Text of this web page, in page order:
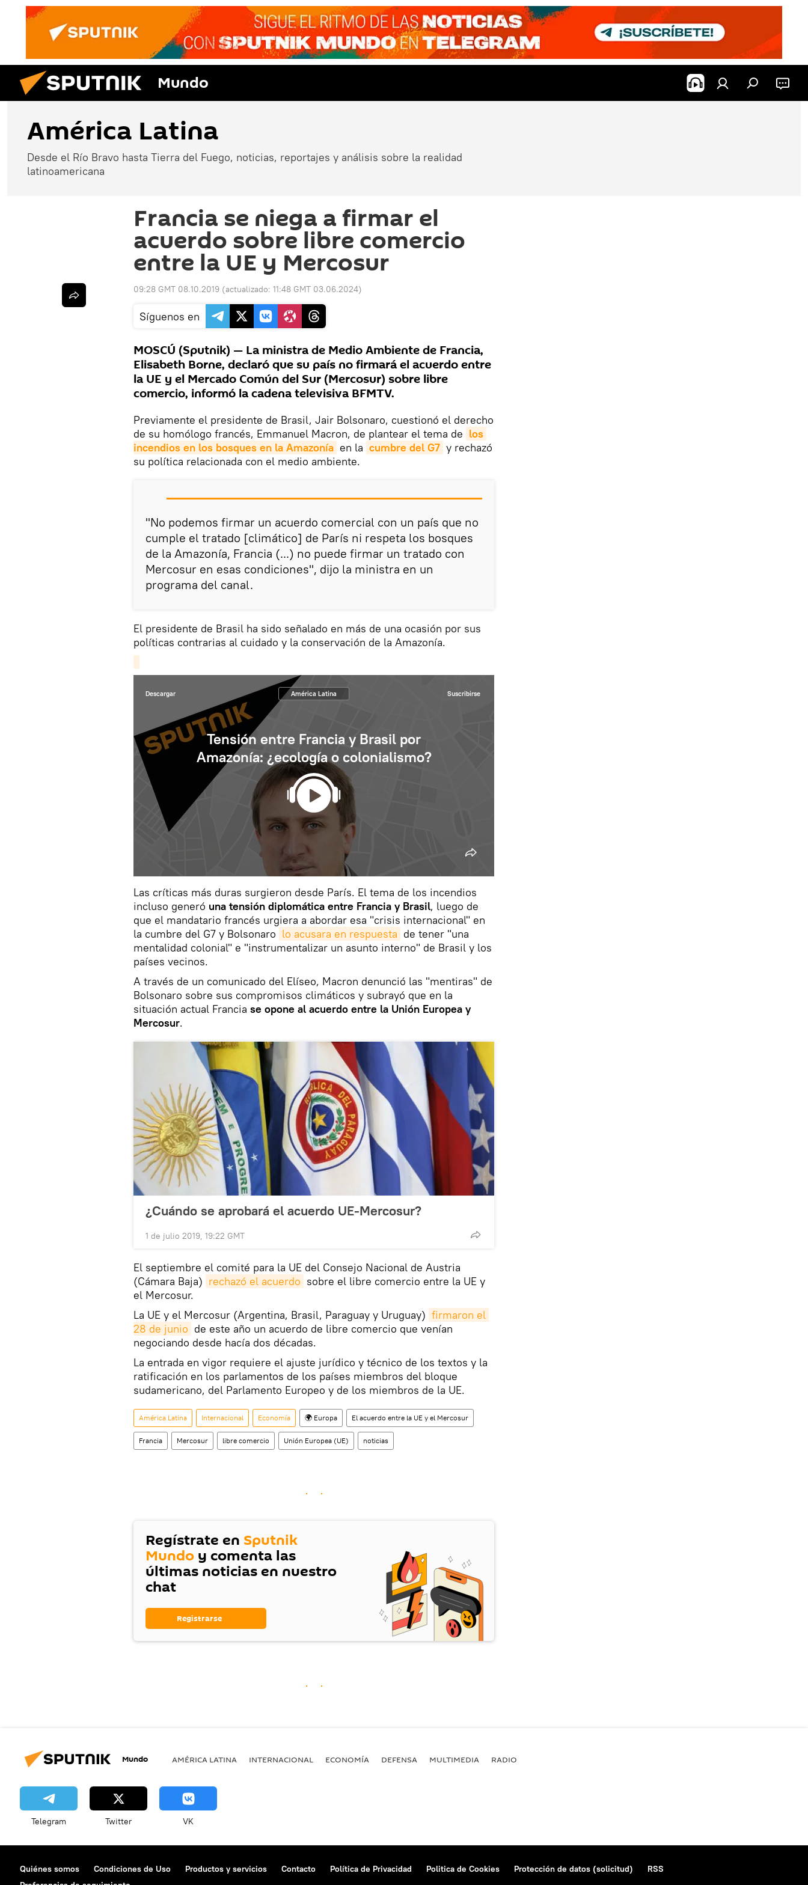
Mundo
América Latina
Desde el Río Bravo hasta Tierra del Fuego, noticias, reportajes y análisis sobre la realidad
latinoamericana
Francia se niega a firmar el
acuerdo sobre libre comercio
entre la UE y Mercosur
09:28 GMT 08.10.2019 (actualizado: 11:48 GMT 03.06.2024)
Síguenos en
MOSCÚ (Sputnik) — La ministra de Medio Ambiente de Francia,
Elisabeth Borne, declaró que su país no firmará el acuerdo entre
la UE y el Mercado Común del Sur (Mercosur) sobre libre
comercio, informó la cadena televisiva BFMTV.
Previamente el presidente de Brasil, Jair Bolsonaro, cuestionó el derecho
de su homólogo francés, Emmanuel Macron, de plantear el tema de los
incendios en los bosques en la Amazonía en la cumbre del G7 y rechazó
su política relacionada con el medio ambiente.
"No podemos firmar un acuerdo comercial con un país que no
cumple el tratado [climático] de París ni respeta los bosques
de la Amazonía, Francia (...) no puede firmar un tratado con
Mercosur en esas condiciones", dijo la ministra en un
programa del canal.
El presidente de Brasil ha sido señalado en más de una ocasión por sus
políticas contrarias al cuidado y la conservación de la Amazonía.
América Latina
Tensión entre Francia y Brasil por
Amazonía: ¿ecología o colonialismo?
Suscribirse
Descargar
Las críticas más duras surgieron desde París. El tema de los incendios
incluso generó una tensión diplomática entre Francia y Brasil, luego de
que el mandatario francés urgiera a abordar esa "crisis internacional" en
la cumbre del G7 y Bolsonaro lo acusara en respuesta de tener "una
mentalidad colonial" e "instrumentalizar un asunto interno" de Brasil y los
países vecinos.
A través de un comunicado del Elíseo, Macron denunció las "mentiras" de
Bolsonaro sobre sus compromisos climáticos y subrayó que en la
situación actual Francia se opone al acuerdo entre la Unión Europea y
Mercosur.
¿Cuándo se aprobará el acuerdo UE-Mercosur?
1 de julio 2019, 19:22 GMT
El septiembre el comité para la UE del Consejo Nacional de Austria
(Cámara Baja) rechazó el acuerdo sobre el libre comercio entre la UE y
el Mercosur.
La UE y el Mercosur (Argentina, Brasil, Paraguay y Uruguay) firmaron el
28 de junio de este año un acuerdo de libre comercio que venían
negociando desde hacía dos décadas.
La entrada en vigor requiere el ajuste jurídico y técnico de los textos y la
ratificación en los parlamentos de los países miembros del bloque
sudamericano, del Parlamento Europeo y de los miembros de la UE.
América Latina Internacional Economía 🌍 Europa El acuerdo entre la UE y el Mercosur
Francia Mercosur libre comercio Unión Europea (UE) noticias
Regístrate en Sputnik
Mundo y comenta las
últimas noticias en nuestro
chat
Registrarse
Mundo AMÉRICA LATINA INTERNACIONAL ECONOMÍA DEFENSA MULTIMEDIA RADIO
Telegram Twitter VK
Quiénes somos Condiciones de Uso Productos y servicios Contacto Política de Privacidad Politica de Cookies Protección de datos (solicitud)
RSS